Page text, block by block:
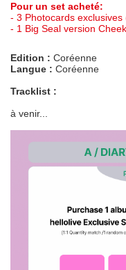
Pour un set acheté:
- 3 Photocards
- 1 Big Seal version
Edition : Coréenne
Langue : Coréenne
Tracklist :
à venir...